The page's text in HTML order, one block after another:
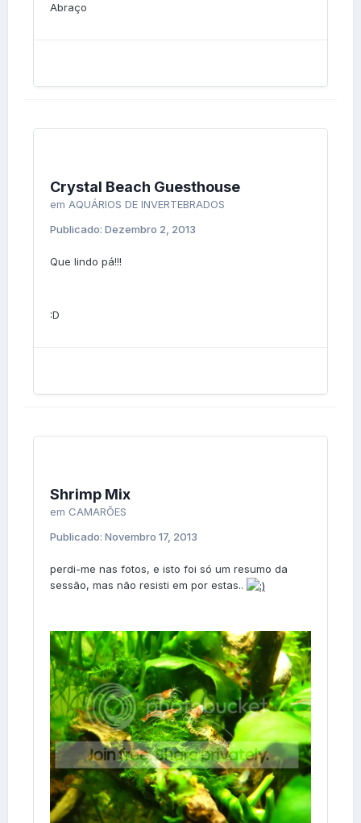
Abraço
Crystal Beach Guesthouse
em AQUÁRIOS DE INVERTEBRADOS
Publicado: Dezembro 2, 2013
Que lindo pá!!!
:D
Shrimp Mix
em CAMARÕES
Publicado: Novembro 17, 2013
perdi-me nas fotos, e isto foi só um resumo da
sessão, mas não resisti em por estas..